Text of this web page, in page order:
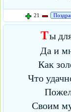
21
Ты
Да и
Как
Что
Своим